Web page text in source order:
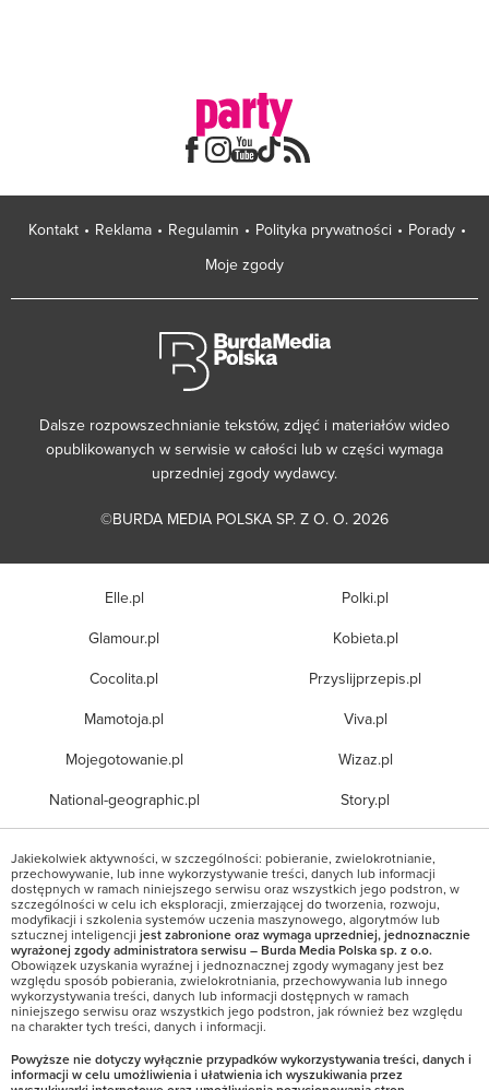
Kontakt Reklama Regulamin Polityka prywatności
Porady
Moje zgody
Dalsze rozpowszechnianie tekstów, zdjęć i materiałów wideo
opublikowanych w serwisie w całości lub w części wymaga
uprzedniej zgody wydawcy.
©BURDA MEDIA POLSKA SP. Z O. O. 2026
Elle.pl
Glamour.pl
Cocolita.pl
Mamotoja.pl
Mojegotowanie.pl
National-geographic.pl
Polki.pl
Kobieta.pl
Przyslijprzepis.pl
Viva.pl
Wizaz.pl
Story.pl
Jakiekolwiek aktywności, w szczególności: pobieranie, zwielokrotnianie,
przechowywanie, lub inne wykorzystywanie treści, danych lub informacji
dostępnych w ramach niniejszego serwisu oraz wszystkich jego podstron, w
szczególności w celu ich eksploracji, zmierzającej do tworzenia, rozwoju,
modyfikacji i szkolenia systemów uczenia maszynowego, algorytmów lub
sztucznej inteligencji jest zabronione oraz wymaga uprzedniej, jednoznacznie
wyrażonej zgody administratora serwisu – Burda Media Polska sp. z o.o.
Obowiązek uzyskania wyraźnej i jednoznacznej zgody wymagany jest bez
względu sposób pobierania, zwielokrotniania, przechowywania lub innego
wykorzystywania treści, danych lub informacji dostępnych w ramach
niniejszego serwisu oraz wszystkich jego podstron, jak również bez względu
na charakter tych treści, danych i informacji.
Powyższe nie dotyczy wyłącznie przypadków wykorzystywania treści, danych i
informacji w celu umożliwienia i ułatwienia ich wyszukiwania przez